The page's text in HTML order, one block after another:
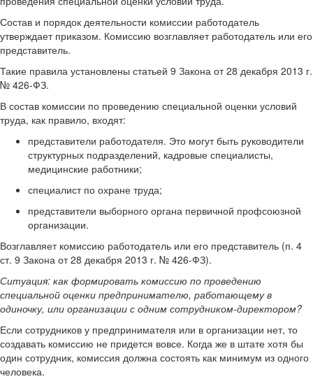
Состав и порядок деятельности комиссии работодатель
утверждает приказом. Комиссию возглавляет работодатель или его
представитель.
Такие правила установлены статьей 9 Закона от 28 декабря 2013 г.
№ 426-ФЗ.
В состав комиссии по проведению специальной оценки условий
труда, как правило, входят:
представители работодателя. Это могут быть руководители
структурных подразделений, кадровые специалисты,
медицинские работники;
специалист по охране труда;
представители выборного органа первичной профсоюзной
организации.
Возглавляет комиссию работодатель или его представитель (п. 4
ст. 9 Закона от 28 декабря 2013 г. № 426-ФЗ).
Ситуация: как формировать комиссию по проведению
специальной оценки предпринимателю, работающему в
одиночку, или организации с одним сотрудником-директором?
Если сотрудников у предпринимателя или в организации нет, то
создавать комиссию не придется вовсе. Когда же в штате хотя бы
один сотрудник, комиссия должна состоять как минимум из одного
человека.